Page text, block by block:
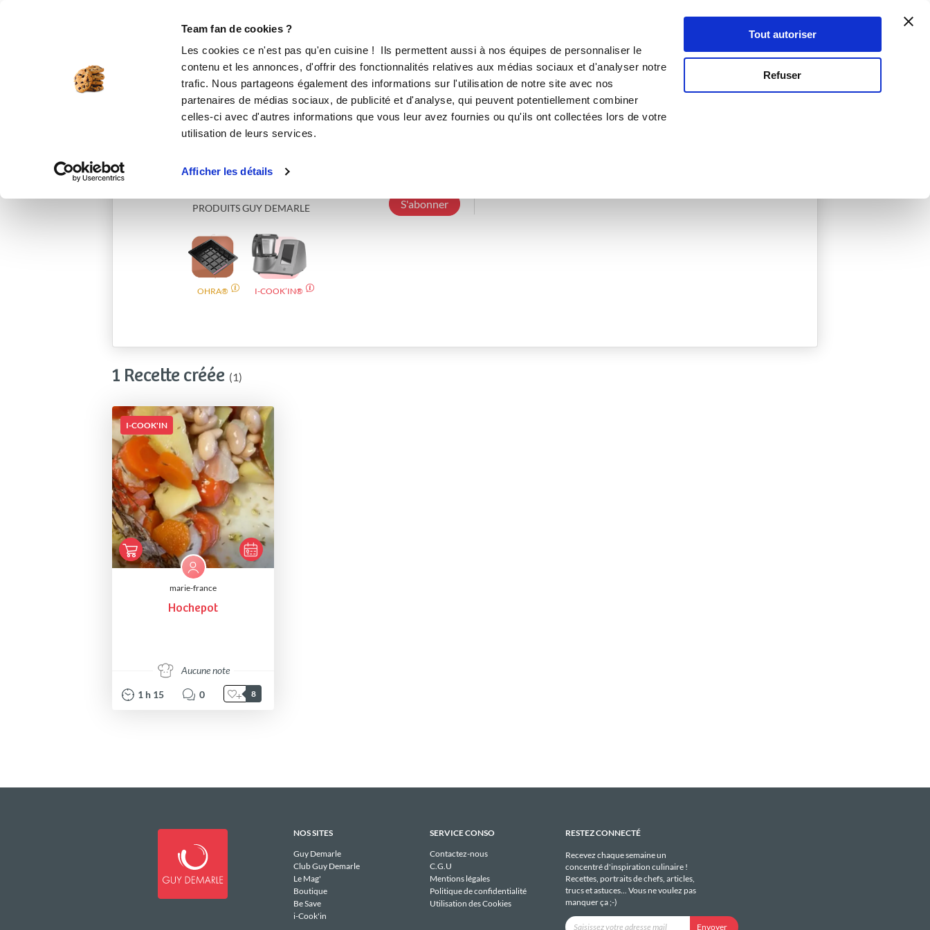
Team fan de cookies ?
Les cookies ce n'est pas qu'en cuisine ! Ils permettent aussi à nos équipes de personnaliser le
contenu et les annonces, d'offrir des fonctionnalités relatives aux médias sociaux et d'analyser notre
trafic. Nous partageons également des informations sur l'utilisation de notre site avec nos
partenaires de médias sociaux, de publicité et d'analyse, qui peuvent potentiellement combiner
celles-ci avec d'autres informations que vous leur avez fournies ou qu'ils ont collectées lors de votre
utilisation de leurs services.
Afficher les détails
Tout autoriser
Refuser
Se connecter
PRODUITS GUY DEMARLE
OHRA® I-COOK’IN®
marie-france
S'abonner
1 Recette créée (1)
I-COOK'IN
marie-france
Hochepot
Aucune note
1 h 15 0 8
NOS SITES
Guy Demarle
Club Guy Demarle
Le Mag'
Boutique
Be Save
i-Cook'in
SERVICE CONSO
Contactez-nous
C.G.U
Mentions légales
Politique de confidentialité
Utilisation des Cookies
RESTEZ CONNECTÉ
Recevez chaque semaine un
concentré d'inspiration culinaire !
Recettes, portraits de chefs, articles,
trucs et astuces... Vous ne voulez pas
manquer ça ;-)